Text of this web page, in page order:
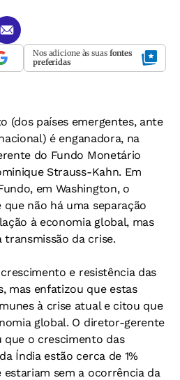
Nos adicione às suas fontes
preferidas
(dos países emergentes, ante
é enganadora, na
do Fundo Monetário
Strauss-Kahn. Em
em Washington, o
não há uma separação
à economia global, mas
transmissão da crise.
e resistência das
mas enfatizou que estas
à crise atual e citou que
global. O diretor-gerente
o crescimento das
Índia estão cerca de 1%
estariam sem a ocorrência da